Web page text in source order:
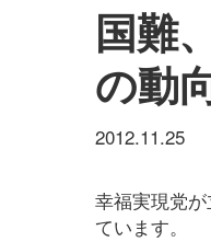
国難
の動
2012.11.25
幸福実現党
ています。